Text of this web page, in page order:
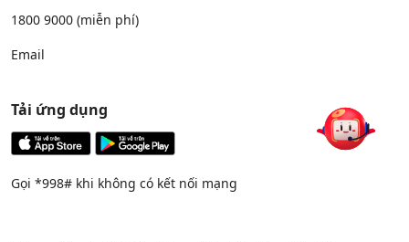
1800 9000 (miễn phí)
Email
Tải ứng dụng
Gọi *998# khi không có kết nối mạng